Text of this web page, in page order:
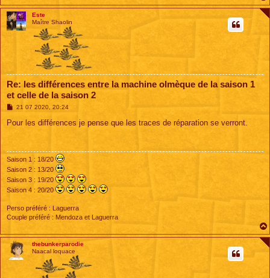
Este
Maître Shaolin
Re: les différences entre la machine olmèque de la saison 1
et celle de la saison 2
M
s
21 07 2020, 20:24
Pour les différences je pense que les traces de réparation se verront.
Saison 1 : 18/20
Saison 2 : 13/20
Saison 3 : 19/20
Saison 4 : 20/20
Perso préféré : Laguerra
Couple préféré : Mendoza et Laguerra
thebunkerparodie
Naacal loquace